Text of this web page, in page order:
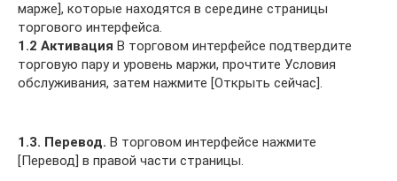
марже], которые находятся в середине страницы
торгового интерфейса.
1.2 Активация В торговом интерфейсе подтвердите
торговую пару и уровень маржи, прочтите Условия
обслуживания, затем нажмите [Открыть сейчас].
1.3. Перевод. В торговом интерфейсе нажмите
[Перевод] в правой части страницы.